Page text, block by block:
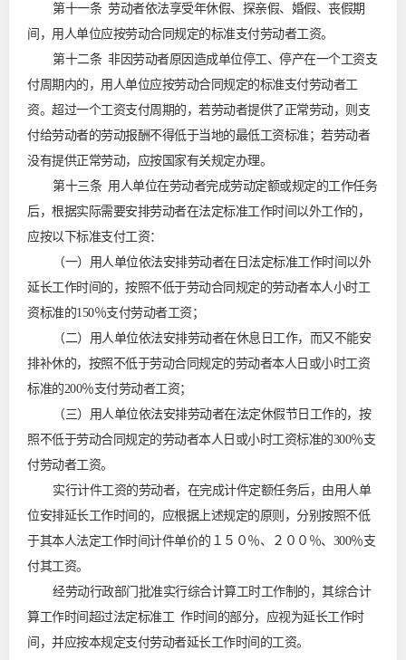
第十一条 劳动者依法享受年休假、探亲假、婚假、丧假期
间，用人单位应按劳动合同规定的标准支付劳动者工资。
第十二条 非因劳动者原因造成单位停工、停产在一个工资支
付周期内的，用人单位应按劳动合同规定的标准支付劳动者工
资。超过一个工资支付周期的，若劳动者提供了正常劳动，则支
付给劳动者的劳动报酬不得低于当地的最低工资标准；若劳动者
没有提供正常劳动，应按国家有关规定办理。
第十三条 用人单位在劳动者完成劳动定额或规定的工作任务
后，根据实际需要安排劳动者在法定标准工作时间以外工作的，
应按以下标准支付工资：
（一）用人单位依法安排劳动者在日法定标准工作时间以外
延长工作时间的，按照不低于劳动合同规定的劳动者本人小时工
资标准的150％支付劳动者工资；
（二）用人单位依法安排劳动者在休息日工作，而又不能安
排补休的，按照不低于劳动合同规定的劳动者本人日或小时工资
标准的200％支付劳动者工资；
（三）用人单位依法安排劳动者在法定休假节日工作的，按
照不低于劳动合同规定的劳动者本人日或小时工资标准的300％支
付劳动者工资。
实行计件工资的劳动者，在完成计件定额任务后，由用人单
位安排延长工作时间的，应根据上述规定的原则，分别按照不低
于其本人法定工作时间计件单价的１５０％、２００％、300％支
付其工资。
经劳动行政部门批准实行综合计算工时工作制的，其综合计
算工作时间超过法定标准工 作时间的部分，应视为延长工作时
间，并应按本规定支付劳动者延长工作时间的工资。